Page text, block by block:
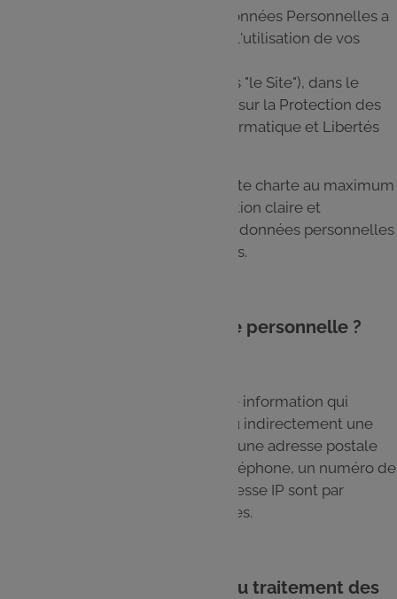
Cette Charte de Protection des Données Personnelles a
pour objectif de vous informer de l'utilisation de vos
(ci-après "le Site"), dans le
cadre du Règlement (UE) Général sur la Protection des
Données 2016/679 et de la loi Informatique et Libertés
Nous avons souhaité simplifier cette charte au maximum
afin de vous apporter une information claire et
transparente sur la façon dont vos données personnelles
sont collectées, traitées et utilisées.
1.2. Qu’est-ce qu’une donnée personnelle ?
Une donnée personnelle est toute information qui
permet d’identifier directement ou indirectement une
personne physique. Ainsi, un nom, une adresse postale
ou électronique, un numéro de téléphone, un numéro de
Carte E.Leclerc ou encore une adresse IP sont par
exemple des données personnelles.
1.3. Qui est le responsable du traitement des